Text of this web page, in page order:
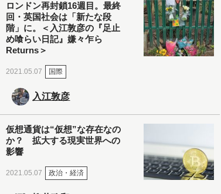
ロンドン再封鎖16週目。最終
回・英国社会は「新たな段
階」に。＜入江敦彦の『足止
め喰らい日記』嫌々乍ら
Returns＞
2021.05.07 国際
入江敦彦
仮想通貨は“仮想”な存在なの
か？ 拡大する現実世界への
影響
2021.05.07 政治・経済